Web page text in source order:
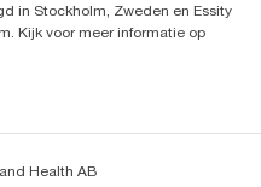
in Stockholm, Zweden en Essity
Kijk voor meer informatie op
Health AB